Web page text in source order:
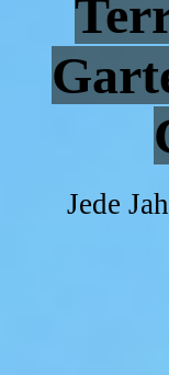
Jede